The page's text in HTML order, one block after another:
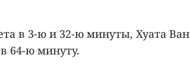
в 3-ю и 32-ю минуты, Хуата Ван
64-ю минуту.